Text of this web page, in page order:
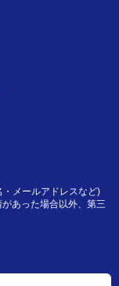
メールアドレスなど)
あった場合以外、第三